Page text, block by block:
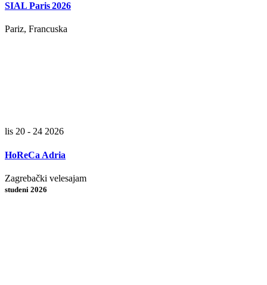
SIAL Paris 2026
Pariz, Francuska
lis 20 - 24 2026
HoReCa Adria
Zagrebački velesajam
studeni 2026